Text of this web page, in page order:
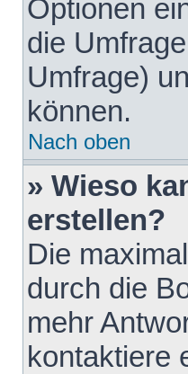
Optionen
die
Umfrage)
können.
Nach oben
» Wieso
erstellen?
Die
durch die
mehr
kontaktiere